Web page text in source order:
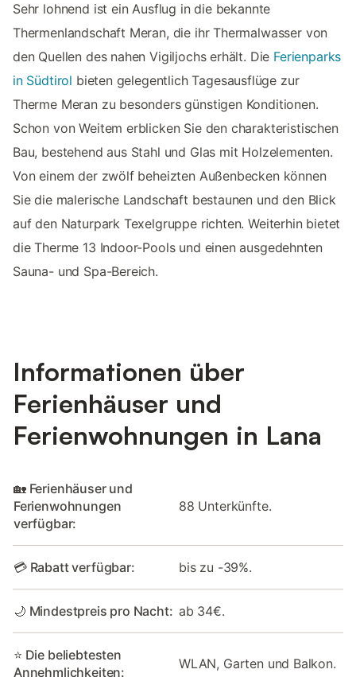
Sehr lohnend ist ein Ausflug in die bekannte
Thermenlandschaft Meran, die ihr Thermalwasser von
den Quellen des nahen Vigiljochs erhält. Die Ferienparks
in Südtirol bieten gelegentlich Tagesausflüge zur
Therme Meran zu besonders günstigen Konditionen.
Schon von Weitem erblicken Sie den charakteristischen
Bau, bestehend aus Stahl und Glas mit Holzelementen.
Von einem der zwölf beheizten Außenbecken können
Sie die malerische Landschaft bestaunen und den Blick
auf den Naturpark Texelgruppe richten. Weiterhin bietet
die Therme 13 Indoor-Pools und einen ausgedehnten
Sauna- und Spa-Bereich.
Informationen über
Ferienhäuser und
Ferienwohnungen in Lana
🏡 Ferienhäuser und
Ferienwohnungen
verfügbar:
88 Unterkünfte.
💳 Rabatt verfügbar: bis zu -39%.
🌙 Mindestpreis pro Nacht: ab 34€.
⭐ Die beliebtesten
Annehmlichkeiten:
WLAN, Garten und Balkon.